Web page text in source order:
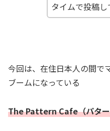
タイムで投稿し
今回は、在住日本人の間で
ブームになっている
The Pattern Cafe（パタ